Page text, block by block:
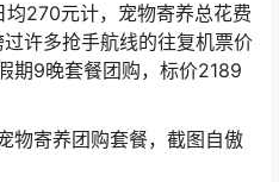
270元计，宠物寄养总花费
许多抢手航线的往复机票价
期9晚套餐团购，标价2189
物寄养团购套餐，截图自傲